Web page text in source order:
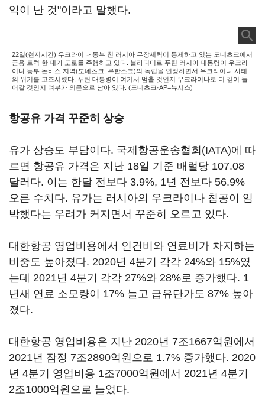
익이 난 것"이라고 말했다.
22일(현지시간) 우크라이나 동부 친 러시아 무장세력이 통제하고 있는 도네츠크에서
군용 트럭 한 대가 도로를 주행하고 있다. 블라디미르 푸틴 러시아 대통령이 우크라
이나 동부 돈바스 지역(도네츠크, 루한스크)의 독립을 인정하면서 우크라이나 사태
의 위기를 고조시켰다. 푸틴 대통령이 여기서 멈출 것인지 우크라이나로 더 깊이 들
어갈 것인지 여부가 의문으로 남아 있다. (도네츠크·AP=뉴시스)
항공유 가격 꾸준히 상승
유가 상승도 부담이다. 국제항공운송협회(IATA)에 따
르면 항공유 가격은 지난 18일 기준 배럴당 107.08
달러다. 이는 한달 전보다 3.9%, 1년 전보다 56.9%
오른 수치다. 유가는 러시아의 우크라이나 침공이 임
박했다는 우려가 커지면서 꾸준히 오르고 있다.
대한항공 영업비용에서 인건비와 연료비가 차지하는
비중도 높아졌다. 2020년 4분기 각각 24%와 15%였
는데 2021년 4분기 각각 27%와 28%로 증가했다. 1
년새 연료 소모량이 17% 늘고 급유단가도 87% 높아
졌다.
대한항공 영업비용은 지난 2020년 7조1667억원에서
2021년 잠정 7조2890억원으로 1.7% 증가했다. 2020
년 4분기 영업비용 1조7000억원에서 2021년 4분기
2조1000억원으로 늘었다.